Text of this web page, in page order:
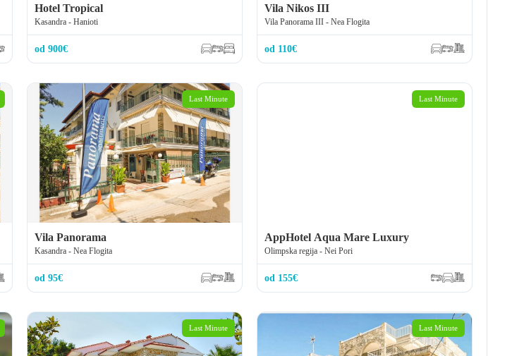
Hotel Tropical
Kasandra - Hanioti
od 900€
Vila Nikos III
Vila Panorama III - Nea Flogita
od 110€
Last Minute
Vila Panorama
Kasandra - Nea Flogita
od 95€
Last Minute
AppHotel Aqua Mare Luxury
Olimpska regija - Nei Pori
od 155€
Last Minute Last Minute